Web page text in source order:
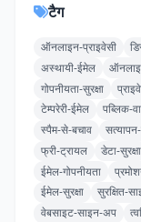
टैग
ऑनलाइन-प्राइवेसी
अस्थायी-ईमेल
गोपनीयता-सुरक्षा
टेम्परेरी-ईमेल
पब्लिक-
स्पैम-से-बचाव
फ्री-ट्रायल
डेटा-सुरक्षा
ईमेल-गोपनीयता
ईमेल-सुरक्षा
सुरक्षित-
वेबसाइट-साइन-अप